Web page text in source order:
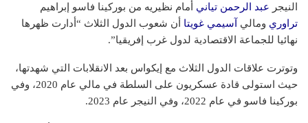
النيجر عبد الرحمن تياني أمام نظيريه من بوركينا فاسو إبراهيم
تراوري ومالي آسيمي غويتا أن شعوب الدول الثلاث “أدارت ظهرها
نهائيا للجماعة الاقتصادية لدول غرب إفريقيا”.
وتوترت علاقات الدول الثلاث مع إيكواس بعد الانقلابات التي شهدتها،
حيث استولى قادة عسكريون على السلطة في مالي عام 2020، وفي
بوركينا فاسو في عام 2022، وفي النيجر عام 2023.